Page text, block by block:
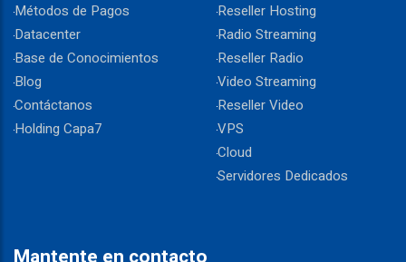
Métodos de Pagos
Datacenter
Base de Conocimientos
Blog
Contáctanos
Holding Capa7
Reseller Hosting
Radio Streaming
Reseller Radio
Video Streaming
Reseller Video
VPS
Cloud
Servidores Dedicados